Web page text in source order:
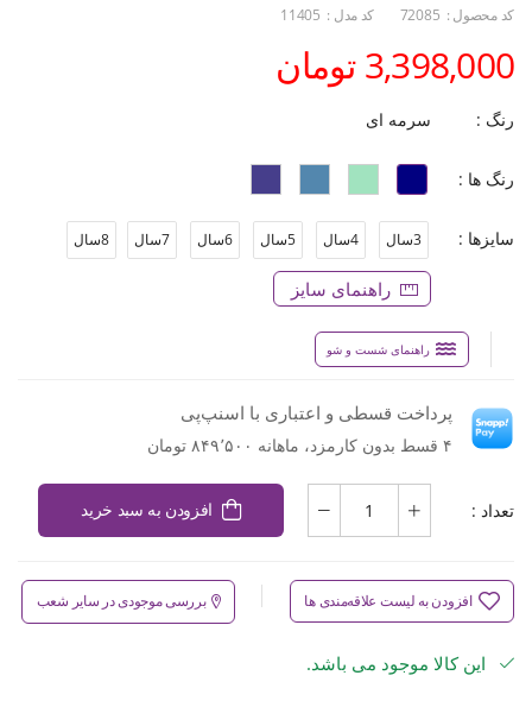
کد محصول : 72085 کد مدل : 11405
3,398,000 تومان
رنگ : سرمه ای
رنگ ها :
سایزها : 3سال 4سال 5سال 6سال 7سال 8سال
راهنمای سایز
راهنمای شست و شو
پرداخت قسطی و اعتباری با اسنپ‌پی
۴ قسط بدون کارمزد، ماهانه ۸۴۹٬۵۰۰ تومان
تعداد : افزودن به سبد خرید
افزودن به لیست علاقه‌مندی ها بررسی موجودی در سایر شعب
این کالا موجود می باشد.